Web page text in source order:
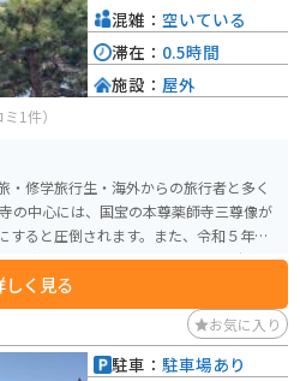
ミ1件）
・修学旅行生・海外からの旅行者と多く
の中心には、国宝の本尊薬師寺三尊像が
すると圧倒されます。また、令和５年４
の特別公開が開始されます。 駐車場
良心的な金額となっています。注意点と
駐車場とは違う場所へと案内されるの
確認しておくことをオススメします。
しく見る
混雑： 空いている
滞在： 0.5時間
施設： 屋外
お気に入り
駐車： 駐車場あり